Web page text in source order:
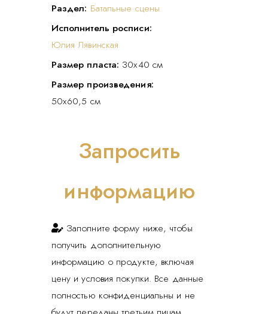
Раздел: Батальные сцены
Исполнитель росписи:
Юлия Лявинская
Размер пласта: 30х40 см
Размер произведения:
50х60,5 см
Запросить
информацию
Заполните форму ниже, чтобы
получить дополнительную
информацию о продукте, включая
цену и условия покупки. Все данные
полностью конфиденциальны и не